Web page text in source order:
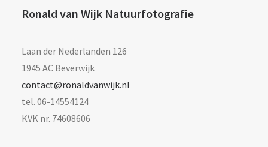
Ronald van Wijk Natuurfotografie
Laan der Nederlanden 126
1945 AC Beverwijk
contact@ronaldvanwijk.nl
tel. 06-14554124
KVK nr. 74608606